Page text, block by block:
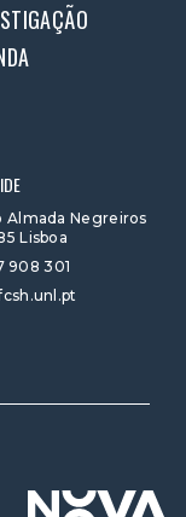
Almada Negreiros
Lisboa
908 301